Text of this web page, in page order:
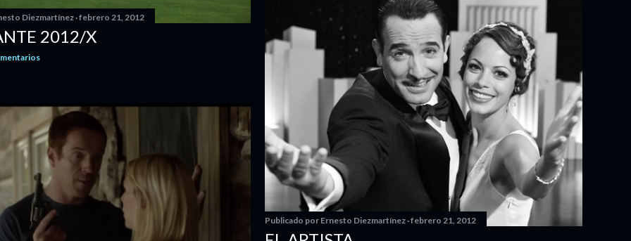
Diezmartínez febrero 21, 2012
2012/X
Publicado por Ernesto Diezmartínez febrero 21, 2012